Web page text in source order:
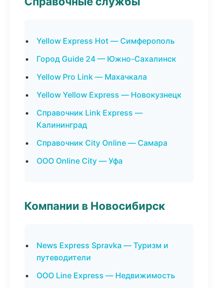
Yellow Express Hot — Симферополь
Город Guide 24 — Южно-Сахалинск
Yellow Pro Link — Махачкала
Yellow Yellow Express — Новокузнецк
Справочник Link Express —
Калининград
Справочник City Online — Самара
ООО Online City — Уфа
Компании в Новосибирск
News Express Spravka — Туризм и
путеводители
ООО Line Express — Недвижимость